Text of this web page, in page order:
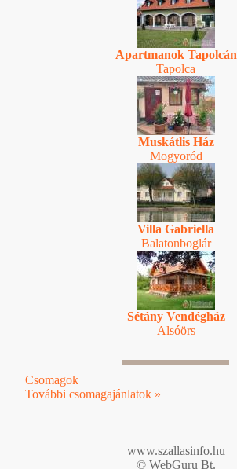
Apartmanok Tapolcán
Tapolca
Muskátlis Ház
Mogyoród
Villa Gabriella
Balatonboglár
Sétány Vendégház
Alsóörs
Csomagok
További csomagajánlatok »
www.szallasinfo.hu
© WebGuru Bt.